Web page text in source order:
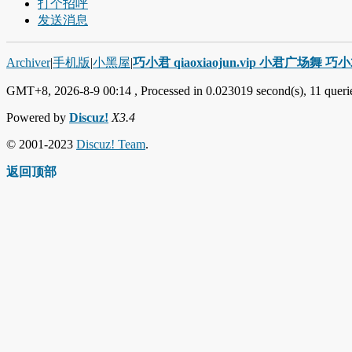
打个招呼
发送消息
Archiver|手机版|小黑屋|巧小君 qiaoxiaojun.vip 小君广场舞 巧
GMT+8, 2026-8-9 00:14 , Processed in 0.023019 second(s), 11
Powered by Discuz! X3.4
© 2001-2023 Discuz! Team.
返回顶部